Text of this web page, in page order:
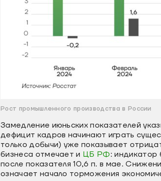
Рост промышленного производства в России
Замедление июньских показателей
дефицит кадров начинают играть
только добычи) уже показывает
бизнеса отмечает и ЦБ РФ: индикатор
после показателя 10,6 п. в мае.
означает начало торможения